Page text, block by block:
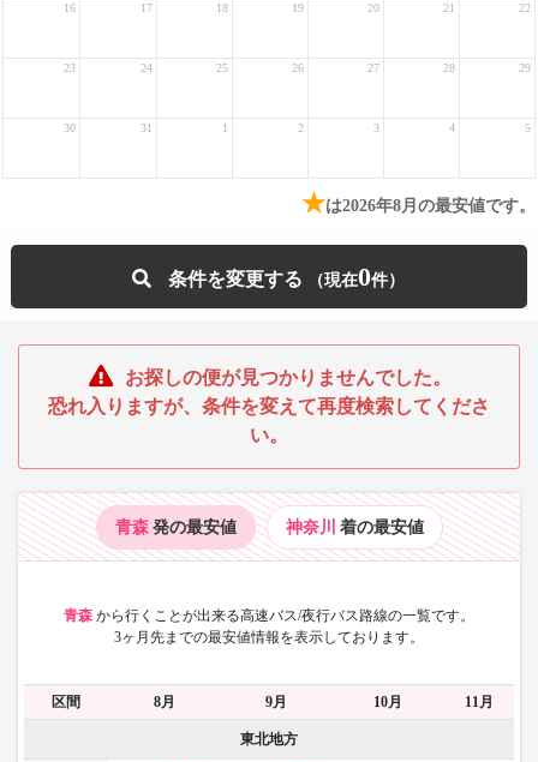
16 17 18 19 20 21 22
23 24 25 26 27 28 29
30 31 1 2 3 4 5
★は2026年8月の最安値です。
条件を変更する 0
お探しの便が見つかりませんでした。
恐れ入りますが、条件を変えて再度検索してくださ
い。
青森 発の最安値 神奈川 着の最安値
青森 から行くことが出来る高速バス/夜行バス路線の一覧です。
3ヶ月先までの最安値情報を表示しております。
区間 8月 9月 10月 11月
東北地方